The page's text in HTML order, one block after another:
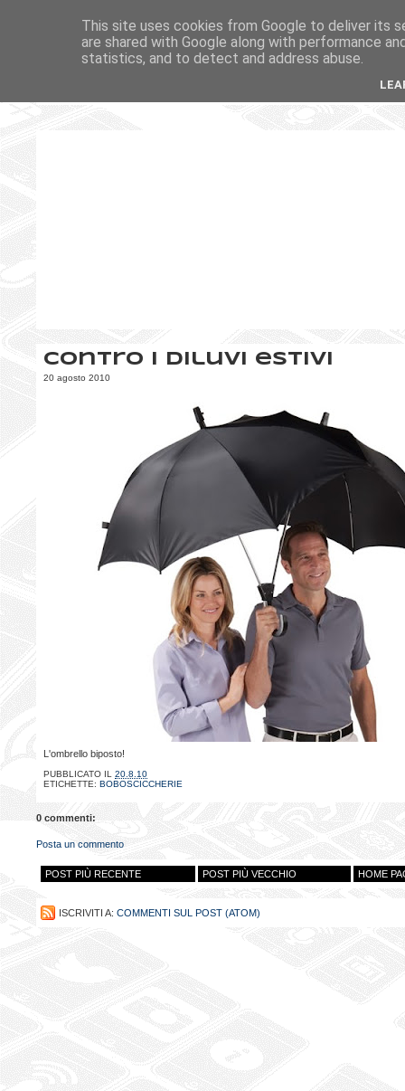
Contro i diluvi estivi
20 agosto 2010
L'ombrello biposto!
PUBBLICATO IL 20.8.10
ETICHETTE: BOBOSCICCHERIE
0 commenti:
Posta un commento
POST PIÙ RECENTE POST PIÙ VECCHIO HOME
ISCRIVITI A: COMMENTI SUL POST (ATOM)
This site uses cookies from Google to deliver its
are shared with Google along with performance
statistics, and to detect and address abuse.